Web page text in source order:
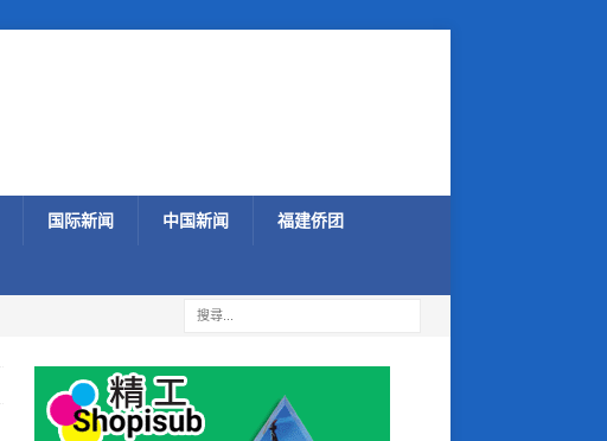
国际新闻 中国新闻 福建侨团